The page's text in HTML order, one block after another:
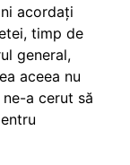
acordați
timp de
general,
aceea nu
a cerut să